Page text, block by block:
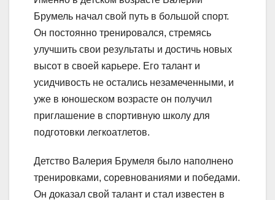
Брумель начал свой путь в большой спорт.
Он постоянно тренировался, стремясь
улучшить свои результаты и достичь новых
высот в своей карьере. Его талант и
усидчивость не остались незамеченными, и
уже в юношеском возрасте он получил
приглашение в спортивную школу для
подготовки легкоатлетов.
Детство Валерия Брумеля было наполнено
тренировками, соревнованиями и победами.
Он доказал свой талант и стал известен в